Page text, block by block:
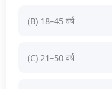
(B) 18–45 वर्ष
(C) 21–50 वर्ष